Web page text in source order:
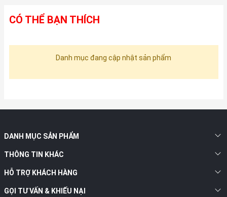
CÓ THỂ BẠN THÍCH
Danh mục đang cập nhật sản phẩm
DANH MỤC SẢN PHẨM
THÔNG TIN KHÁC
HỖ TRỢ KHÁCH HÀNG
GỌI TƯ VẤN & KHIẾU NẠI